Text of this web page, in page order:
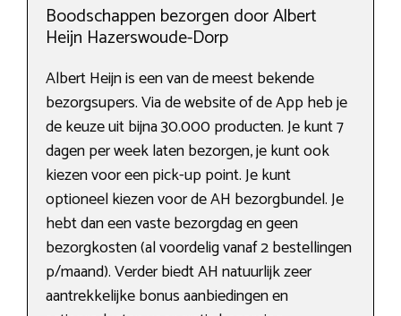
Boodschappen bezorgen door Albert
Heijn Hazerswoude-Dorp
Albert Heijn is een van de meest bekende
bezorgsupers. Via de website of de App heb je
de keuze uit bijna 30.000 producten. Je kunt 7
dagen per week laten bezorgen, je kunt ook
kiezen voor een pick-up point. Je kunt
optioneel kiezen voor de AH bezorgbundel. Je
hebt dan een vaste bezorgdag en geen
bezorgkosten (al voordelig vanaf 2 bestellingen
p/maand). Verder biedt AH natuurlijk zeer
aantrekkelijke bonus aanbiedingen en